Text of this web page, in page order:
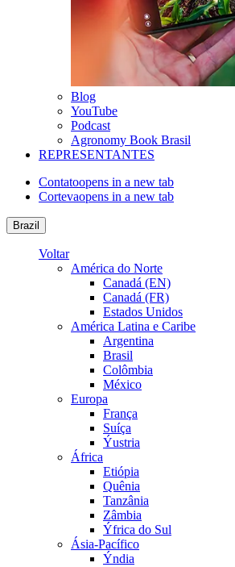
Blog
YouTube
Podcast
Agronomy Book Brasil
REPRESENTANTES
Contatoopens in a new tab
Cortevaopens in a new tab
Brazil
Voltar
América do Norte
Canadá (EN)
Canadá (FR)
Estados Unidos
América Latina e Caribe
Argentina
Brasil
Colômbia
México
Europa
França
Suíça
Ýustria
África
Etiópia
Quênia
Tanzânia
Zâmbia
Ýfrica do Sul
Ásia-Pacífico
Ýndia